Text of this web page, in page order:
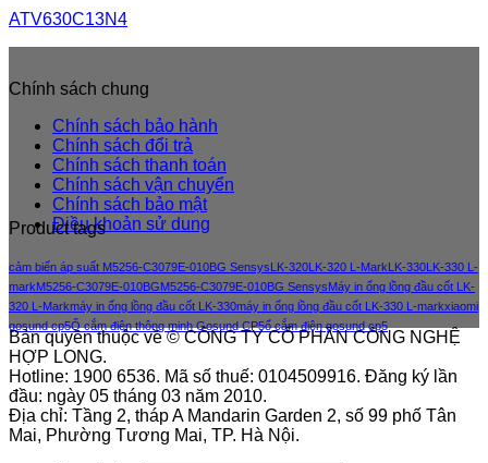
ATV630C13N4
Chính sách chung
Chính sách bảo hành
Chính sách đổi trả
Chính sách thanh toán
Chính sách vận chuyển
Chính sách bảo mật
Điều khoản sử dung
Product tags
cảm biến áp suất M5256-C3079E-010BG Sensys LK-320 LK-320 L-Mark LK-330 LK-330 L-
markM5256-C3079E-010BGM5256-C3079E-010BG SensysMáy in ống lồng đầu cốt LK-
320 L-Markmáy in ống lồng đầu cốt LK-330máy in ống lồng đầu cốt LK-330 L-markxiaomi
gosund cp5Ổ cắm điện thông minh Gosund CP5ổ cắm điện gosund cp5
Bản quyền thuộc về © CÔNG TY CỔ PHẦN CÔNG NGHỆ
HỢP LONG.
Hotline: 1900 6536. Mã số thuế: 0104509916. Đăng ký lần
đầu: ngày 05 tháng 03 năm 2010.
Địa chỉ: Tầng 2, tháp A Mandarin Garden 2, số 99 phố Tân
Mai, Phường Tương Mai, TP. Hà Nội.